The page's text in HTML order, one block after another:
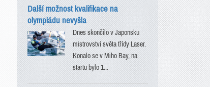
Další možnost kvalifikace na
olympiádu nevyšla
Dnes skončilo v Japonsku
mistrovství světa třídy Laser.
Konalo se v Miho Bay, na
startu bylo 1...